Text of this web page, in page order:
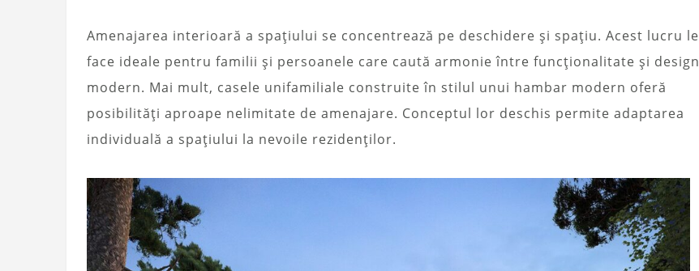
Amenajarea interioară a spațiului se concentrează pe deschidere și spațiu. Acest lucru le
face ideale pentru familii și persoanele care caută armonie între funcționalitate și design
modern. Mai mult, casele unifamiliale construite în stilul unui hambar modern oferă
posibilități aproape nelimitate de amenajare. Conceptul lor deschis permite adaptarea
individuală a spațiului la nevoile rezidenților.